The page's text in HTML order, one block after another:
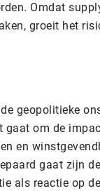
Omdat
groeit het
geopolitieke
gaat om de
en
gaat zijn
als reactie op